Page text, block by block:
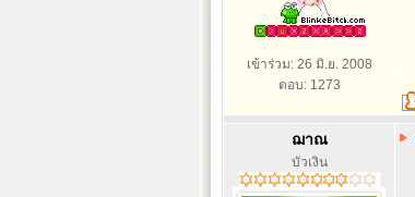
เข้าร่วม: 26 มิ.ย. 2008
ตอบ: 1273
ฌาณ
บัวเงิน